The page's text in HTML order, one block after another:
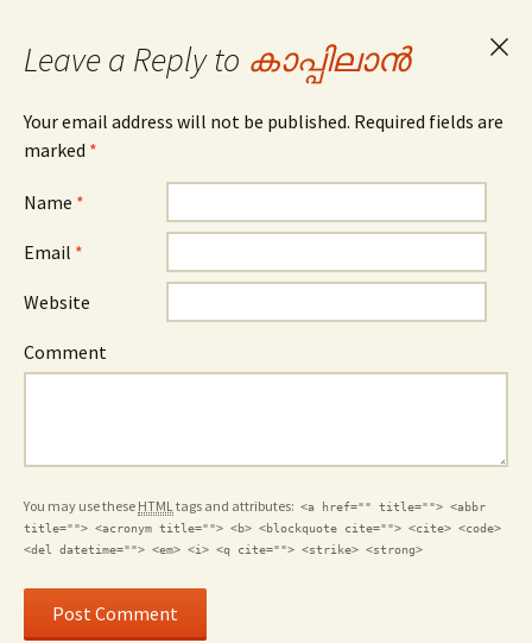
Leave a Reply to കാപ്പിലാന്‍
Your email address will not be published. Required fields are
marked *
Name *
Email *
Website
Comment
You may use these HTML tags and attributes: <a href="" title=""> <abbr
title=""> <acronym title=""> <b> <blockquote cite=""> <cite> <code>
<del datetime=""> <em> <i> <q cite=""> <strike> <strong>